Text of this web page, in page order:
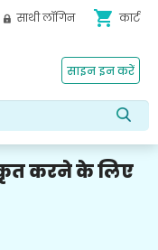
साथी लॉगिन shopping_cart कार्ट
साइन इन करें
करने के लिए